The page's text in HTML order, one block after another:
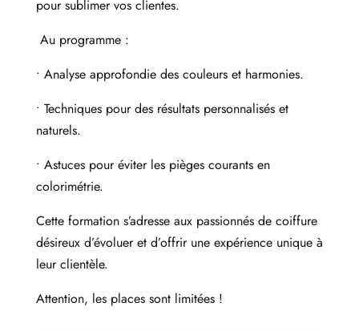
pour sublimer vos clientes.
Au programme :
• Analyse approfondie des couleurs et harmonies.
• Techniques pour des résultats personnalisés et
naturels.
• Astuces pour éviter les pièges courants en
colorimétrie.
Cette formation s’adresse aux passionnés de coiffure
désireux d’évoluer et d’offrir une expérience unique à
leur clientèle.
Attention, les places sont limitées !